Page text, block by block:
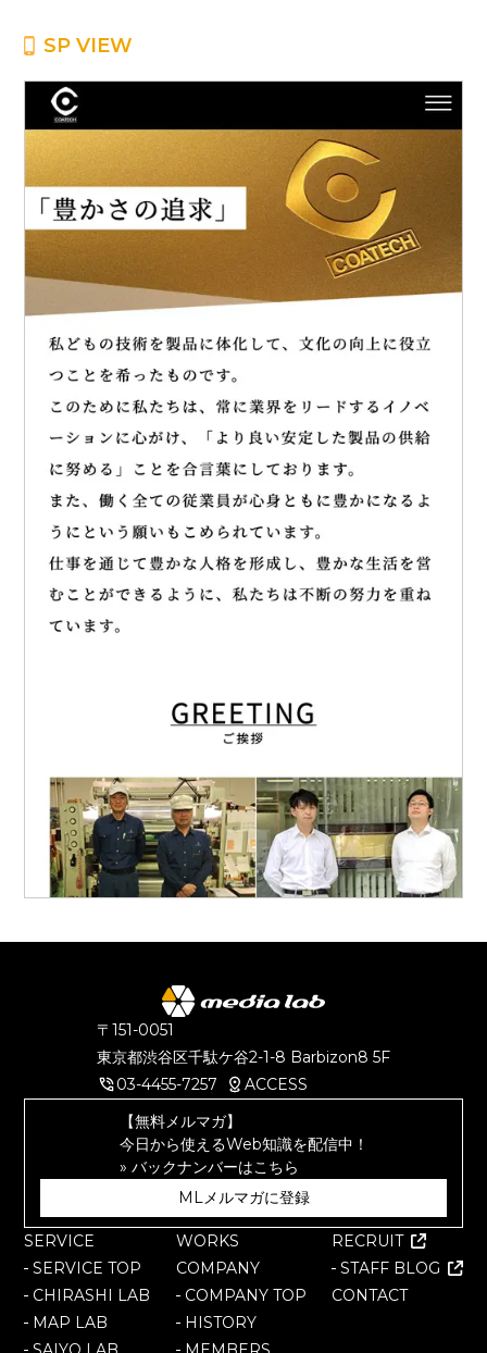
SP VIEW
〒151-0051
東京都渋谷区千駄ケ谷2-1-8 Barbizon8 5F
03-4455-7257
ACCESS
【無料メルマガ】
今日から使えるWeb知識を配信中！
» バックナンバーはこちら
MLメルマガに登録
SERVICE
SERVICE TOP
CHIRASHI LAB
MAP LAB
WORKS
COMPANY
COMPANY TOP
HISTORY
RECRUIT
STAFF BLOG
CONTACT